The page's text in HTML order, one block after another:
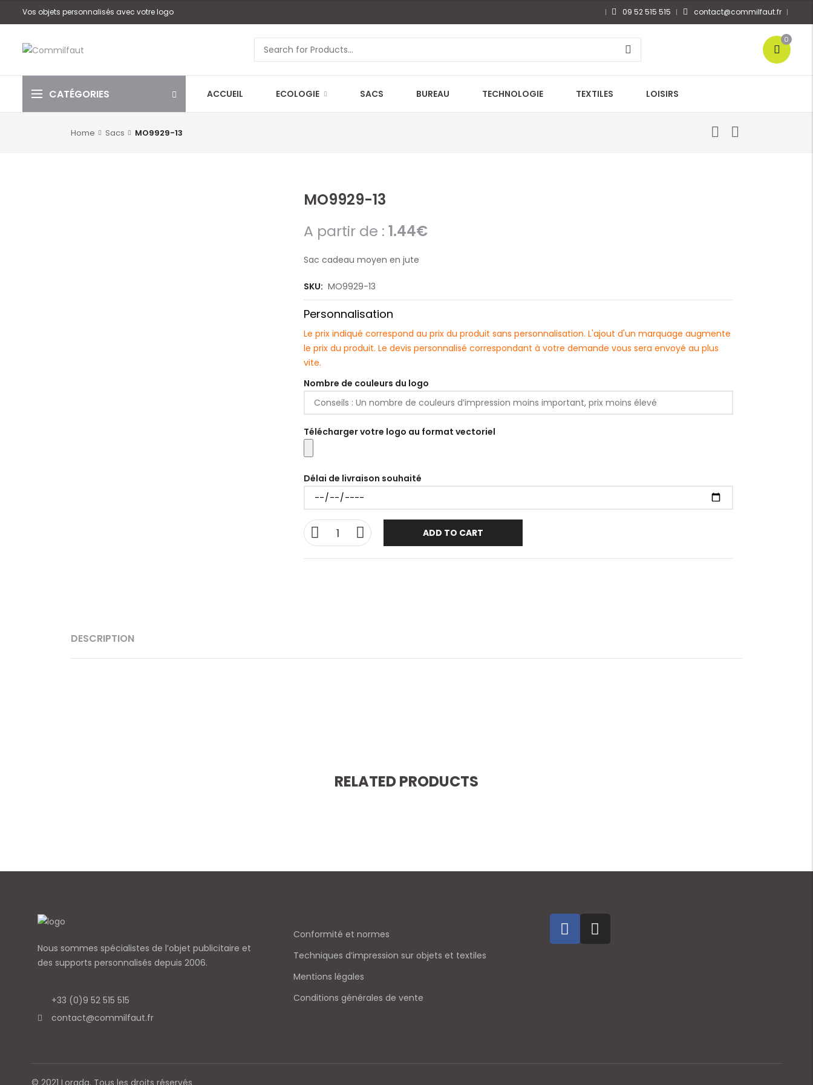
Vos objets personnalisés avec votre logo 09 52 515 515 contact@commilfaut.fr
0
CATÉGORIES ACCUEIL ECOLOGIE SACS BUREAU TECHNOLOGIE TEXTILES LOISIRS
Home Sacs MO9929-13
MO9929-13
A partir de : 1.44€
Sac cadeau moyen en jute
SKU: MO9929-13
Personnalisation
Le prix indiqué correspond au prix du produit sans personnalisation. L'ajout d'un marquage augmente
le prix du produit. Le devis personnalisé correspondant à votre demande vous sera envoyé au plus
vite.
Nombre de couleurs du logo
Télécharger votre logo au format vectoriel
Délai de livraison souhaité
ADD TO CART
DESCRIPTION
RELATED PRODUCTS
Nous sommes spécialistes de l’objet publicitaire et
des supports personnalisés depuis 2006.
+33 (0)9 52 515 515
contact@commilfaut.fr
Conformité et normes
Techniques d’impression sur objets et textiles
Mentions légales
Conditions générales de vente